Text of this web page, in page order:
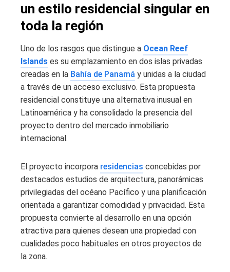
un estilo residencial singular en
toda la región
Uno de los rasgos que distingue a Ocean Reef
Islands es su emplazamiento en dos islas privadas
creadas en la Bahía de Panamá y unidas a la ciudad
a través de un acceso exclusivo. Esta propuesta
residencial constituye una alternativa inusual en
Latinoamérica y ha consolidado la presencia del
proyecto dentro del mercado inmobiliario
internacional.
El proyecto incorpora residencias concebidas por
destacados estudios de arquitectura, panorámicas
privilegiadas del océano Pacífico y una planificación
orientada a garantizar comodidad y privacidad. Esta
propuesta convierte al desarrollo en una opción
atractiva para quienes desean una propiedad con
cualidades poco habituales en otros proyectos de
la zona.